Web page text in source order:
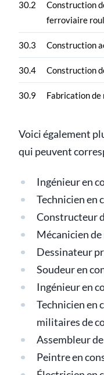
30.2
Construction
ferroviaire
30.3 Construction
30.4 Construction
30.9 Fabrication de
Voici également
qui peuvent
Ingénieur en
Technicien en
Constructeur
Mécanicien
Dessinateur
Soudeur en
Ingénieur en
Technicien en
militaires de
Assembleur
Peintre en